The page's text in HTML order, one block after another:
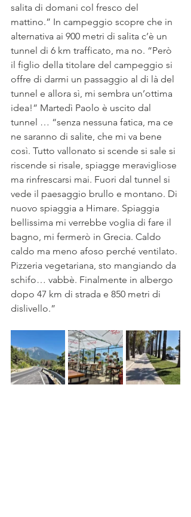
salita di domani col fresco del
mattino.” In campeggio scopre che in
alternativa ai 900 metri di salita c’è un
tunnel di 6 km trafficato, ma no. “Però
il figlio della titolare del campeggio si
offre di darmi un passaggio al di là del
tunnel e allora sì, mi sembra un’ottima
idea!” Martedì Paolo è uscito dal
tunnel … “senza nessuna fatica, ma ce
ne saranno di salite, che mi va bene
così. Tutto vallonato si scende si sale si
riscende si risale, spiagge meravigliose
ma rinfrescarsi mai. Fuori dal tunnel si
vede il paesaggio brullo e montano. Di
nuovo spiaggia a Himare. Spiaggia
bellissima mi verrebbe voglia di fare il
bagno, mi fermerò in Grecia. Caldo
caldo ma meno afoso perché ventilato.
Pizzeria vegetariana, sto mangiando da
schifo… vabbè. Finalmente in albergo
dopo 47 km di strada e 850 metri di
dislivello.”